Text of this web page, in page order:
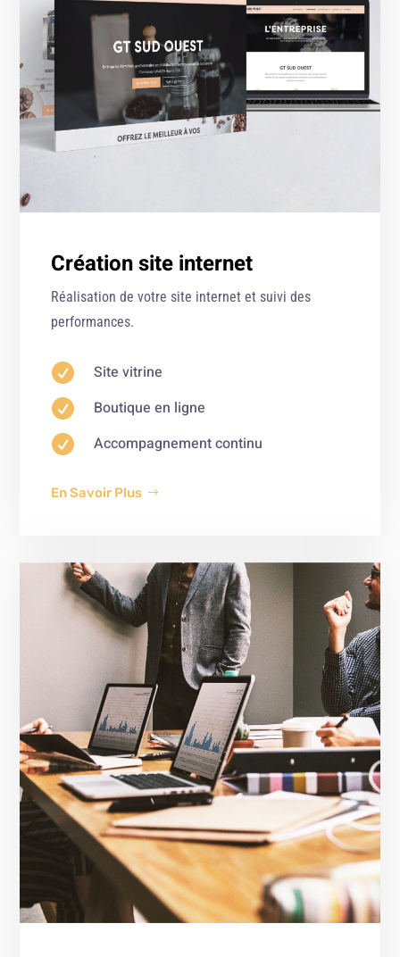
Création site internet
Réalisation de votre site internet et suivi des
performances.
 Site vitrine
 Boutique en ligne
 Accompagnement continu
En Savoir Plus